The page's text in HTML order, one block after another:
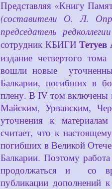
Представляя «Книгу
(составители О. Л.
председатель
сотрудник КБИГИ
издание четвертого
вошли новые
Балкарии, погибших в
плену. В IV том включены
Майским, Урванским,
уточнения к
считает, что к
погибших в Великой
Балкарии. Поэтому
продолжаться и со
публикации дополнений